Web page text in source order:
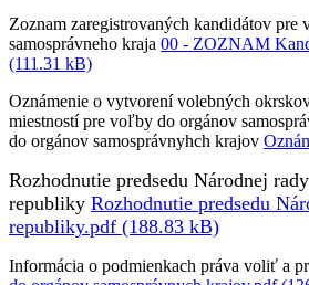
Zoznam zaregistrovaných kandidátov pre
samosprávneho kraja 00 - ZOZNAM
(111.31 kB)
Oznámenie o vytvorení volebných
miestností pre voľby do orgánov
do orgánov samosprávnyhch krajov
Rozhodnutie predsedu Národnej
republiky Rozhodnutie predsedu
republiky.pdf (188.83 kB)
Informácia o podmienkach práva voliť a